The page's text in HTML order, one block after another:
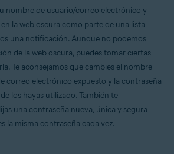
nombre de usuario/correo electrónico y
la web oscura como parte de una lista
una notificación. Aunque no podemos
de la web oscura, puedes tomar ciertas
Te aconsejamos que cambies el nombre
correo electrónico expuesto y la contraseña
los hayas utilizado. También te
una contraseña nueva, única y segura
la misma contraseña cada vez.